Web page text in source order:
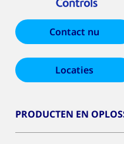
Contact nu
Locaties
PRODUCTEN EN